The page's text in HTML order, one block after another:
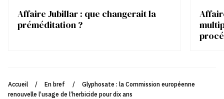
Affaire Jubillar : que changerait la
préméditation ?
Accueil / En bref /
Glyphosate : la Commission européenne
renouvelle l’usage de l’herbicide pour dix ans